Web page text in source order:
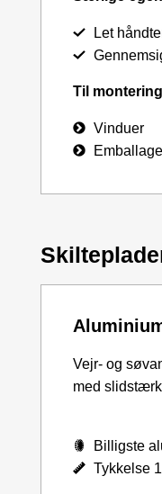
Let
Til
Vinduer
Emballage
Vejr- og
med
Billigste
Tykkelse